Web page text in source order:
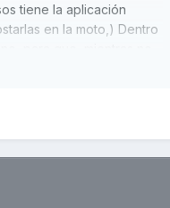
tiene la aplicación
en la moto,) Dentro